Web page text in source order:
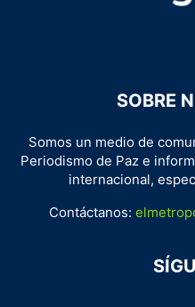
SOBRE
Somos un medio de
Periodismo de Paz e
internacional,
Contáctanos: